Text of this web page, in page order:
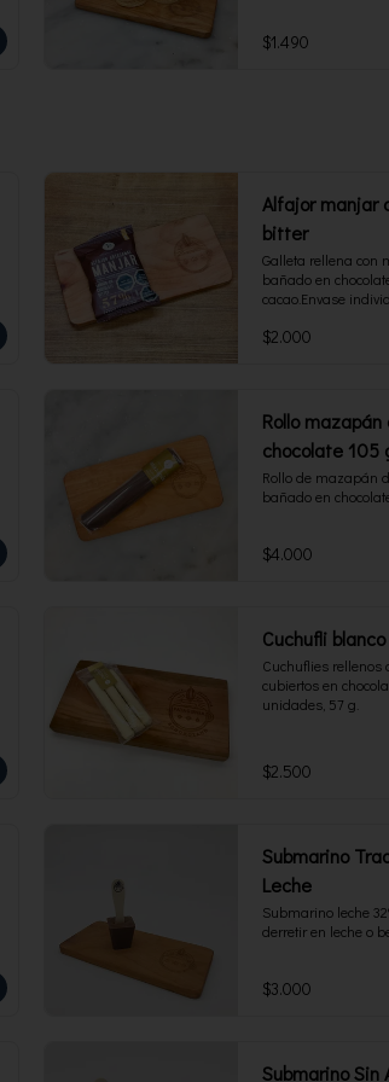
$1.490
Alfajor manjar
bitter
Galleta rellena con
bañado en
cacao.Envase
$2.000
Rollo mazapán
chocolate 105
Rollo de mazapán
bañado en
$4.000
Cuchufli
Cuchuflies rellenos
cubiertos en
unidades, 57 g.
$2.500
Submarino
Leche
Submarino leche
derretir en leche o
$3.000
Submarino Sin